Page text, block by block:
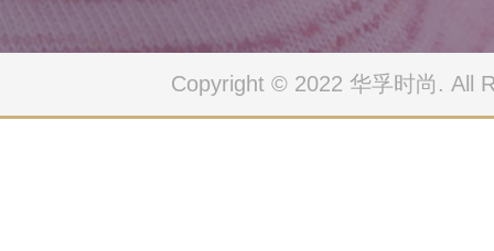
Copyright © 2022 华孚时尚. All